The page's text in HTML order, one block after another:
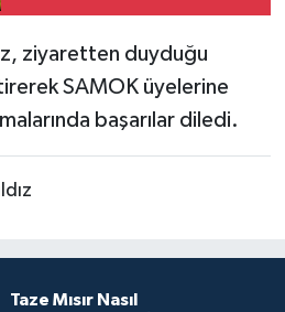
ziyaretten duyduğu
SAMOK üyelerine
başarılar diledi.
Taze Mısır Nasıl